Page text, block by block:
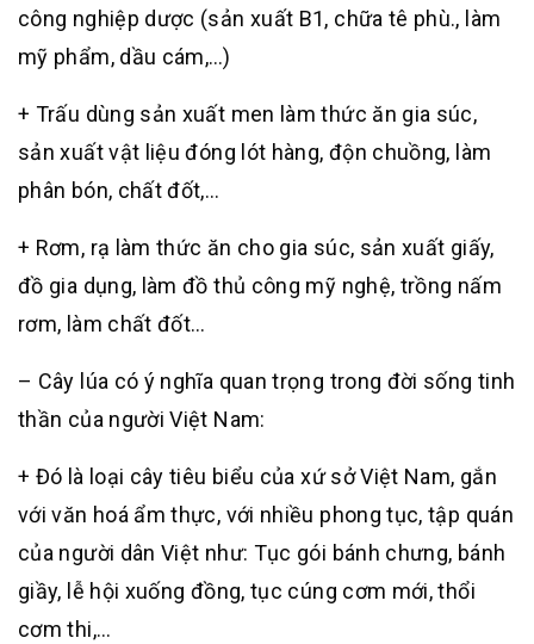
công nghiệp dược (sản xuất B1, chữa tê phù., làm
mỹ phẩm, dầu cám,…)
+ Trấu dùng sản xuất men làm thức ăn gia súc,
sản xuất vật liệu đóng lót hàng, độn chuồng, làm
phân bón, chất đốt,…
+ Rơm, rạ làm thức ăn cho gia súc, sản xuất giấy,
đồ gia dụng, làm đồ thủ công mỹ nghệ, trồng nấm
rơm, làm chất đốt…
– Cây lúa có ý nghĩa quan trọng trong đời sống tinh
thần của người Việt Nam:
+ Đó là loại cây tiêu biểu của xứ sở Việt Nam, gắn
với văn hoá ẩm thực, với nhiều phong tục, tập quán
của người dân Việt như: Tục gói bánh chưng, bánh
giầy, lễ hội xuống đồng, tục cúng cơm mới, thổi
cơm thi,…